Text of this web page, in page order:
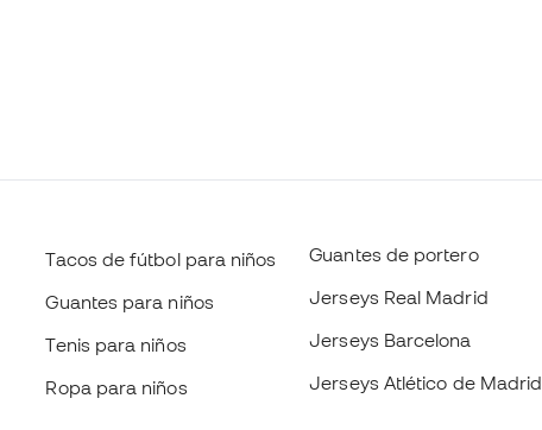
Tacos de fútbol para niños
Guantes para niños
Tenis para niños
Ropa para niños
Guantes de portero
Jerseys Real Madrid
Jerseys Barcelona
Jerseys Atlético de Madrid